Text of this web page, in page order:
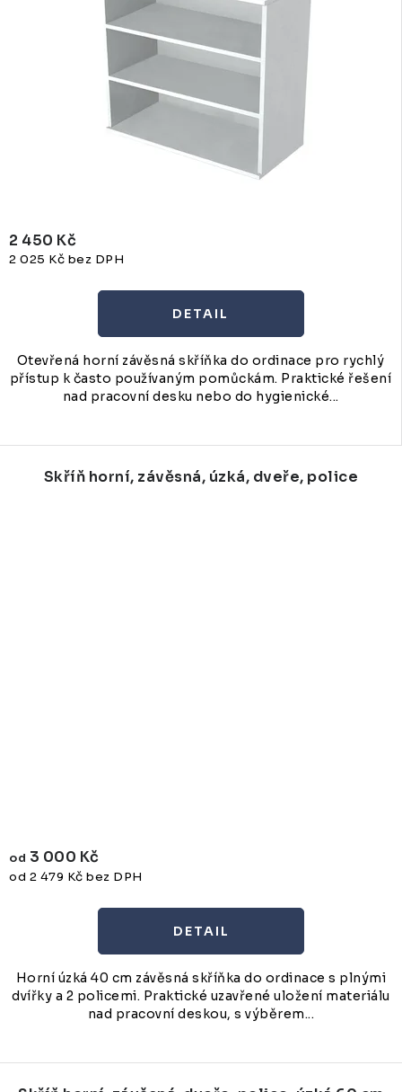
2 025 Kč bez DPH
2 450 Kč
Otevřená horní závěsná skříňka do ordinace pro rychlý
přístup k často používaným pomůckám. Praktické řešení
nad pracovní desku nebo do hygienické...
Skříň horní, závěsná, úzká, dveře, police
od 2 479 Kč bez DPH
od 3 000 Kč
Horní úzká 40 cm závěsná skříňka do ordinace s plnými
dvířky a 2 policemi. Praktické uzavřené uložení materiálu
nad pracovní deskou, s výběrem...